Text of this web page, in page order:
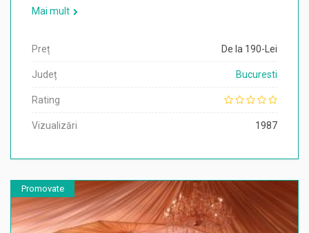
Mai mult
Preț De la 190-Lei
Județ Bucuresti
Rating
Vizualizări 1987
Promovate